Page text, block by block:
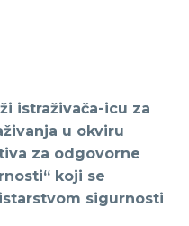
istraživača-icu za
u okviru
za odgovorne
koji se
sigurnosti